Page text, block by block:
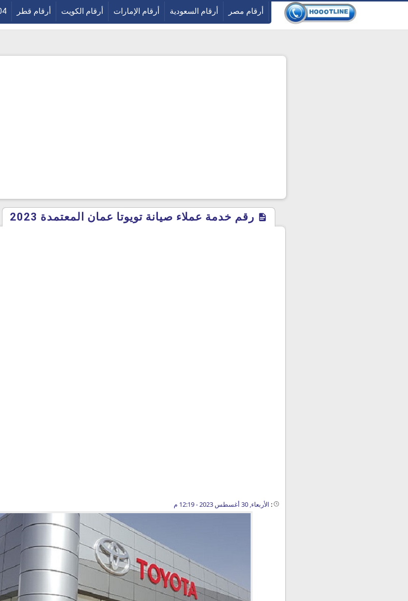
أرقام مصر أرقام السعودية أرقام الإمارات أرقام الكويت أرقام قطر
رقم خدمة عملاء صيانة تويوتا عمان المعتمدة 2023
: الأربعاء, 30 أغسطس 2023 - 12:19 م